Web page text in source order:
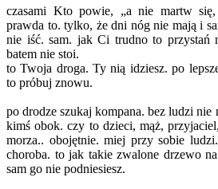
czasami Kto powie, „a nie martw
prawda to. tylko, że dni nóg nie mają i
nie iść. sam. jak Ci trudno to przystań
batem nie stoi.
to Twoja droga. Ty nią idziesz. po
to próbuj znowu.
po drodze szukaj kompana. bez ludzi nie
kimś obok. czy to dzieci, mąż,
morza.. obojętnie. miej przy sobie
choroba. to jak takie zwalone drzewo
sam go nie podniesiesz.